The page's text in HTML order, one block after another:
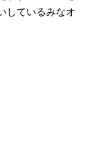
しているみなオ